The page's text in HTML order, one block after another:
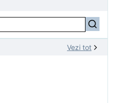
Vezi tot